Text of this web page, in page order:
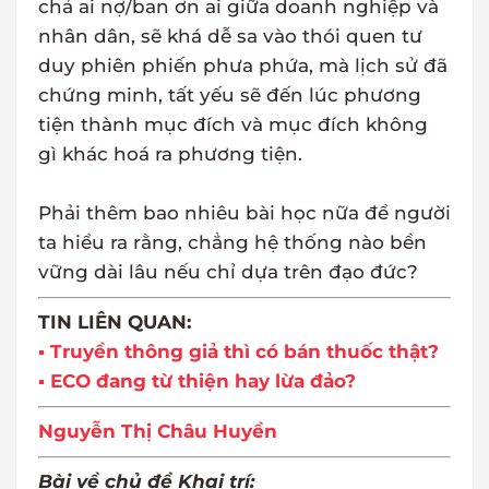
chả ai nợ/ban ơn ai giữa doanh nghiệp và
nhân dân, sẽ khá dễ sa vào thói quen tư
duy phiên phiến phưa phứa, mà lịch sử đã
chứng minh, tất yếu sẽ đến lúc phương
tiện thành mục đích và mục đích không
gì khác hoá ra phương tiện.
Phải thêm bao nhiêu bài học nữa để người
ta hiểu ra rằng, chẳng hệ thống nào bền
vững dài lâu nếu chỉ dựa trên đạo đức?
TIN LIÊN QUAN:
▪ Truyền thông giả thì có bán thuốc thật?
▪ ECO đang từ thiện hay lừa đảo?
Nguyễn Thị Châu Huyền
Bài về chủ đề Khai trí: